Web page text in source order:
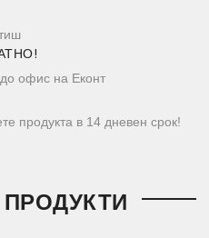
офис на Еконт
продукта в 14 дневен срок!